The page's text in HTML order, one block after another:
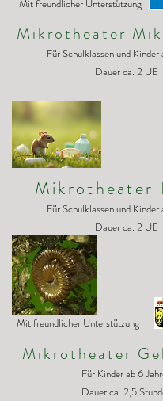
Mit freundlicher Unterstützung
Mikrotheater
Für Schulklassen und Kinder
Dauer ca. 2 UE
Mikrotheater
Für Schulklassen und Kinder
Dauer ca. 2 UE
Mit freundlicher Unterstützung
Mikrotheater
Für Kinder ab 6
Dauer ca. 2,5